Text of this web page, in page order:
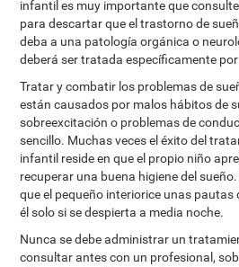
infantil es muy importante que
para descartar que el trastorno de
deba a una patología orgánica o
deberá ser tratada específicamente
Tratar y combatir los problemas de
están causados por malos hábitos de
sobreexcitación o problemas de
sencillo. Muchas veces el éxito del
infantil reside en que el propio niño
recuperar una buena higiene del
que el pequeño interiorice unas pautas
él solo si se despierta a media noche.
Nunca se debe administrar un
consultar antes con un profesional,